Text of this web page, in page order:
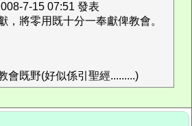
7-15 07:51 發表
，將零用既十分一奉獻俾教會。
會既野(好似係引聖經.........)